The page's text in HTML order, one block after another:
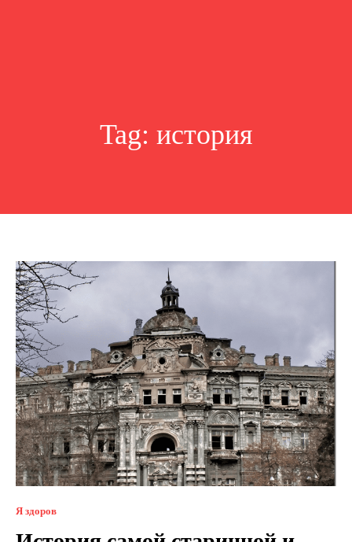
Tag: история
Я здоров